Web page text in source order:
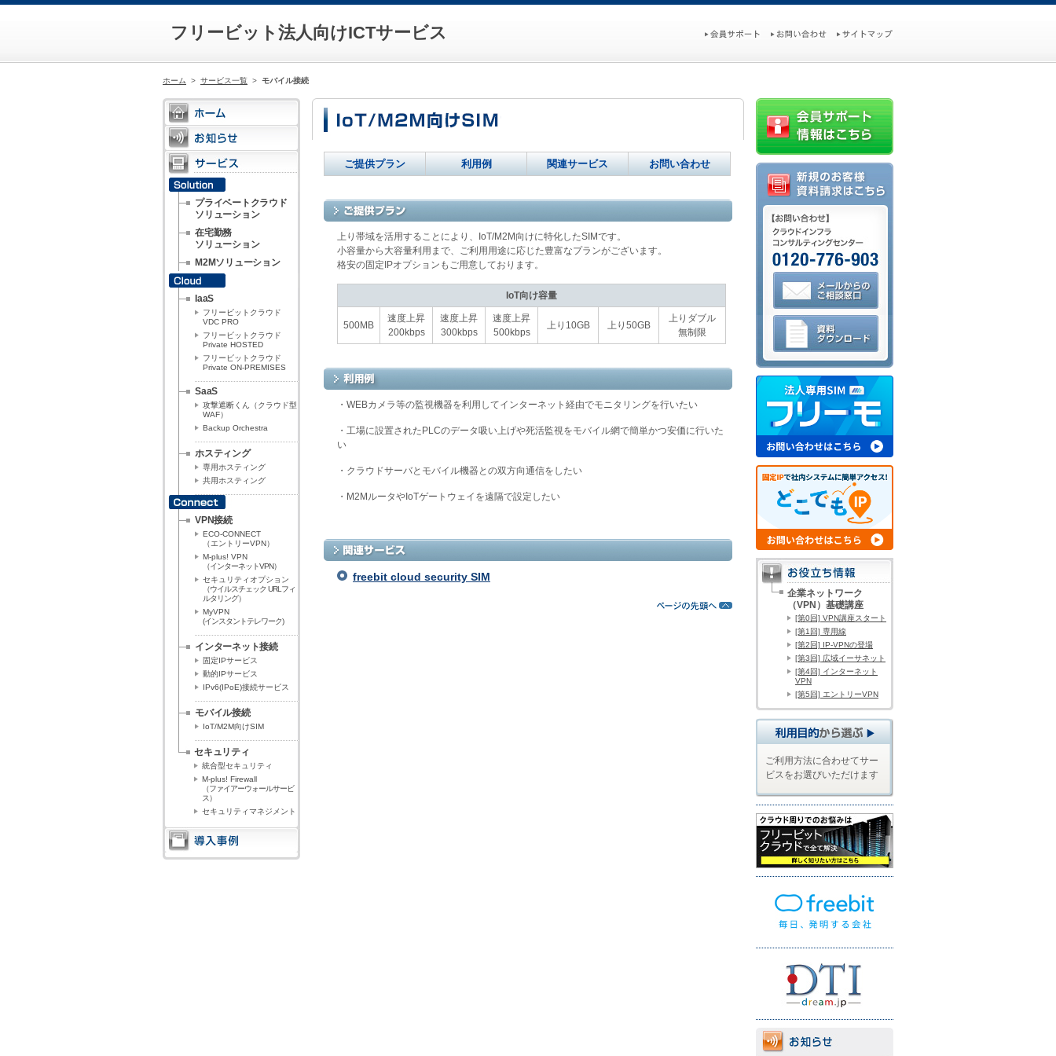
フリービット法人向けICTサービス
ホーム > サービス一覧 > モバイル接続
プライベートクラウド
ソリューション
在宅勤務
ソリューション
M2Mソリューション
IaaS
フリービットクラウド
VDC PRO
フリービットクラウド
Private HOSTED
フリービットクラウド
Private ON-PREMISES
SaaS
攻撃遮断くん（クラウド型
WAF）
Backup Orchestra
ホスティング
専用ホスティング
共用ホスティング
VPN接続
ECO-CONNECT
（エントリーVPN）
M-plus! VPN
（インターネットVPN）
セキュリティオプション
（ウイルスチェック URLフィ
ルタリング）
MyVPN
(インスタントテレワーク)
インターネット接続
固定IPサービス
動的IPサービス
IPv6(IPoE)接続サービス
モバイル接続
IoT/M2M向けSIM
セキュリティ
統合型セキュリティ
M-plus! Firewall
（ファイアーウォールサービ
ス）
セキュリティマネジメント
ご提供プラン 利用例 関連サービス お問い合わせ
上り帯域を活用することにより、IoT/M2M向けに特化したSIMです。
小容量から大容量利用まで、ご利用用途に応じた豊富なプランがございます。
格安の固定IPオプションもご用意しております。
IoT向け容量
500MB
速度上昇
200kbps
速度上昇
300kbps
速度上昇
500kbps
上り10GB 上り50GB
上りダブル
無制限
・WEBカメラ等の監視機器を利用してインターネット経由でモニタリングを行いたい
・工場に設置されたPLCのデータ吸い上げや死活監視をモバイル網で簡単かつ安価に行いた
い
・クラウドサーバとモバイル機器との双方向通信をしたい
・M2MルータやIoTゲートウェイを遠隔で設定したい
freebit cloud security SIM
企業ネットワーク
（VPN）基礎講座
[第0回] VPN講座スタート
[第1回] 専用線
[第2回] IP-VPNの登場
[第3回] 広域イーサネット
[第4回] インターネット
VPN
[第5回] エントリーVPN
ご利用方法に合わせてサー
ビスをお選びいただけます